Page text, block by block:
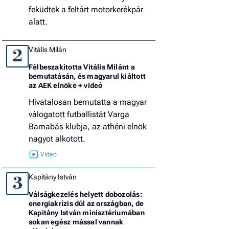
feküdtek a feltárt motorkerékpár
alatt.
2 Vitális Milán
Félbeszakította Vitális Milánt a
bemutatásán, és magyarul kiáltott
az AEK elnöke + videó
Hivatalosan bemutatta a magyar
válogatott futballistát Varga
Barnabás klubja, az athéni elnök
nagyot alkotott.
3 Kapitány István
Válságkezelés helyett dobozolás:
energiakrízis dúl az országban, de
Kapitány István minisztériumában
sokan egész mással vannak